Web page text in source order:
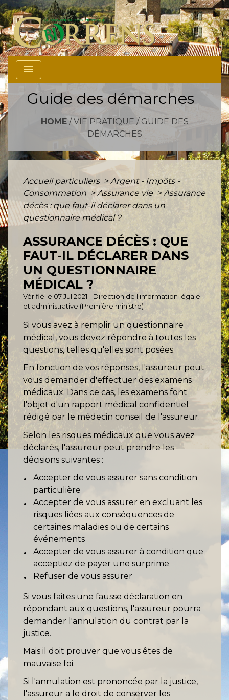
menu
Guide des démarches
HOME/ VIE PRATIQUE / GUIDE DES
DÉMARCHES
Accueil particuliers > Argent - Impôts -
Consommation > Assurance vie > Assurance
décès : que faut-il déclarer dans un
questionnaire médical ?
ASSURANCE DÉCÈS : QUE
FAUT-IL DÉCLARER DANS
UN QUESTIONNAIRE
MÉDICAL ?
Vérifié le 07 Jul 2021 - Direction de l'information légale
et administrative (Première ministre)
Si vous avez à remplir un questionnaire
médical, vous devez répondre à toutes les
questions, telles qu'elles sont posées.
En fonction de vos réponses, l'assureur peut
vous demander d'effectuer des examens
médicaux. Dans ce cas, les examens font
l'objet d'un rapport médical confidentiel
rédigé par le médecin conseil de l'assureur.
Selon les risques médicaux que vous avez
déclarés, l'assureur peut prendre les
décisions suivantes :
Accepter de vous assurer sans condition
particulière
Accepter de vous assurer en excluant les
risques liées aux conséquences de
certaines maladies ou de certains
événements
Accepter de vous assurer à condition que
acceptiez de payer une surprime
Refuser de vous assurer
Si vous faites une fausse déclaration en
répondant aux questions, l'assureur pourra
demander l'annulation du contrat par la
justice.
Mais il doit prouver que vous êtes de
mauvaise foi.
Si l'annulation est prononcée par la justice,
l'assureur a le droit de conserver les